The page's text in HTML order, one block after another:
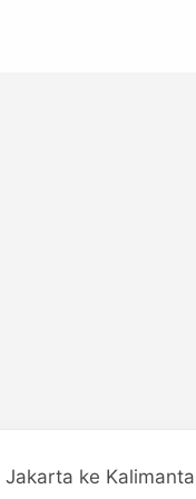
Jakarta ke